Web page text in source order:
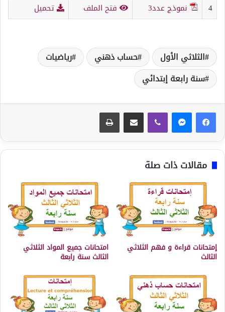
4
نموذج عدد3 فتح الملف تحميل
الثلاثي الأول حساب ذهني
رياضيات
سنة رابعة إبتدائي
مقالات ذات صلة
إمتحانات قراءة و فهم الثلاثي
الثالث
امتحانات جميع المواد الثلاثي
الثالث سنة رابعة